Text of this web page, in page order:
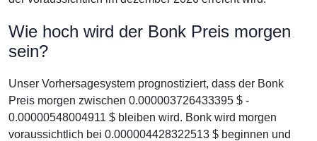
Wie hoch wird der Bonk Preis morgen
sein?
Unser Vorhersagesystem prognostiziert, dass der Bonk
Preis morgen zwischen 0.000003726433395 $ -
0.00000548004911 $ bleiben wird. Bonk wird morgen
voraussichtlich bei 0.000004428322513 $ beginnen und